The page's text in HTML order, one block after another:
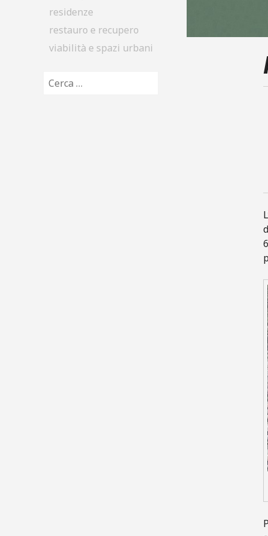
residenze
restauro e recupero
viabilità e spazi urbani
Ricerca per: